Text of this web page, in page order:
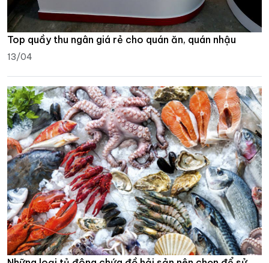
Top quầy thu ngân giá rẻ cho quán ăn, quán nhậu
13/04